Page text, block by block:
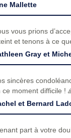
Mallette
vous prions
et tenons à ce
Gray et
sincères
ce moment difficile !
et Bernard
part à votre